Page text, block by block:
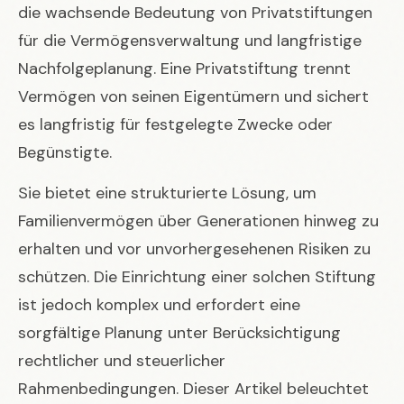
die wachsende Bedeutung von Privatstiftungen
für die Vermögensverwaltung und langfristige
Nachfolgeplanung. Eine Privatstiftung trennt
Vermögen von seinen Eigentümern und sichert
es langfristig für festgelegte Zwecke oder
Begünstigte.
Sie bietet eine strukturierte Lösung, um
Familienvermögen über Generationen hinweg zu
erhalten und vor unvorhergesehenen Risiken zu
schützen. Die Einrichtung einer solchen Stiftung
ist jedoch komplex und erfordert eine
sorgfältige Planung unter Berücksichtigung
rechtlicher und steuerlicher
Rahmenbedingungen. Dieser Artikel beleuchtet